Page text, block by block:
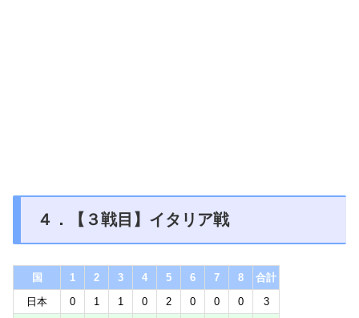
４．【３戦目】イタリア戦
国 1 2 3 4 5 6 7 8
合計
日本
0 1 1 0 2 0 0 0
3